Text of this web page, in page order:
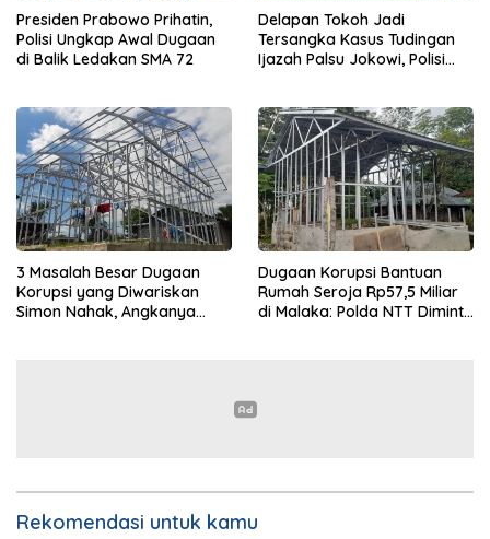
Presiden Prabowo Prihatin,
Polisi Ungkap Awal Dugaan
di Balik Ledakan SMA 72
Delapan Tokoh Jadi
Tersangka Kasus Tudingan
Ijazah Palsu Jokowi, Polisi
3 Masalah Besar Dugaan
Korupsi yang Diwariskan
Simon Nahak, Angkanya
Dugaan Korupsi Bantuan
Rumah Seroja Rp57,5 Miliar
di Malaka: Polda NTT Diminta
Rekomendasi untuk kamu